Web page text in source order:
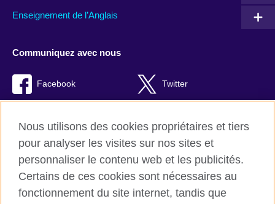
Enseignement de l’Anglais
Communiquez avec nous
Facebook Twitter
British Council Global
Nous utilisons des cookies propriétaires et tiers
pour analyser les visites sur nos sites et
personnaliser le contenu web et les publicités.
Certains de ces cookies sont nécessaires au
fonctionnement du site internet, tandis que